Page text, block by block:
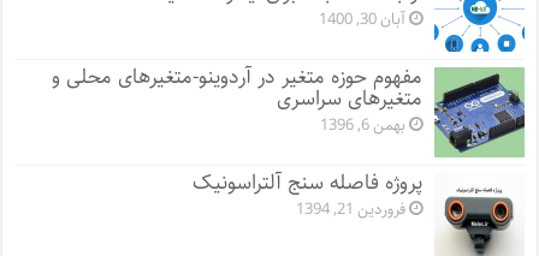
آبان 30, 1400
مفهوم حوزه متغیر در آردوینو-متغیرهای محلی و
متغیرهای سراسری
بهمن 6, 1396
پروژه فاصله سنج آلتراسونیک
فروردین 21, 1394